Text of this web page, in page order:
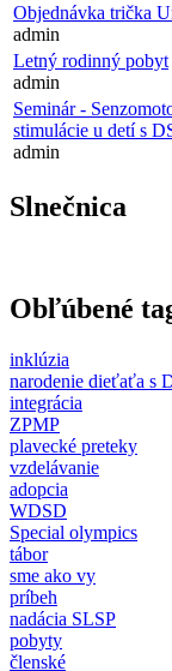
Objednávka trička
admin
Letný rodinný pobyt
admin
Seminár -
stimulácie u detí s
admin
Slnečnica
Obľúbené
inklúzia
narodenie dieťaťa s
integrácia
ZPMP
plavecké preteky
vzdelávanie
adopcia
WDSD
Special olympics
tábor
sme ako vy
príbeh
nadácia SLSP
pobyty
členské